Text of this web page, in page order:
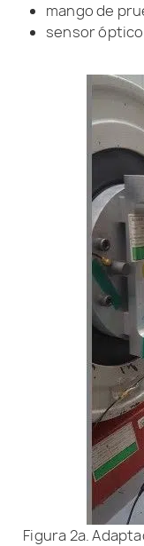
mango de
sensor
Figura 2a.